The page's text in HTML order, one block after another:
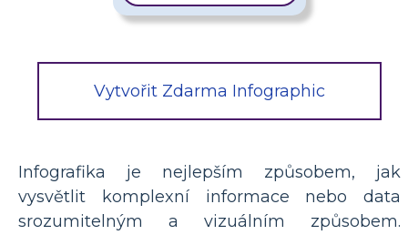
Vytvořit Zdarma Infographic
Infografika je nejlepším způsobem, jak
vysvětlit komplexní informace nebo data
srozumitelným a vizuálním způsobem.